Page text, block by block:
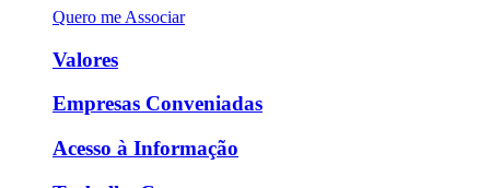
Quero me Associar
Valores
Empresas Conveniadas
Acesso à Informação